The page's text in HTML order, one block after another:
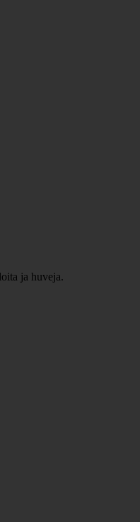
ja huveja.